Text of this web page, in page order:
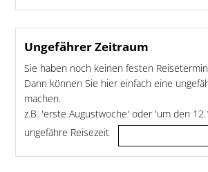
Ungefährer Zeitraum
Sie haben noch keinen festen
Dann können Sie hier einfach eine
machen.
z.B. 'erste Augustwoche' oder 'um den
ungefähre Reisezeit